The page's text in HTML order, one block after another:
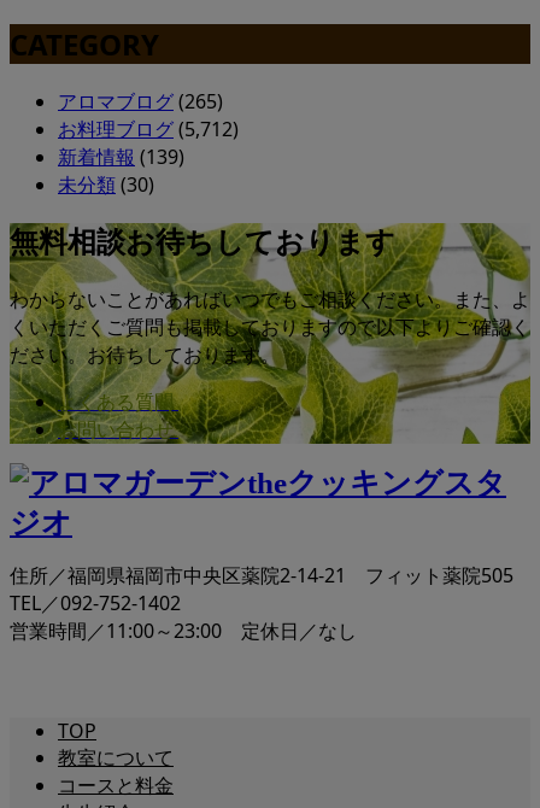
CATEGORY
アロマブログ(265)
お料理ブログ(5,712)
新着情報 (139)
未分類(30)
無料相談お待ちしております
わからないことがあればいつでもご相談ください。また、よ
くいただくご質問も掲載しておりますので以下よりご確認く
ださい。お待ちしております。
よくある質問
お問い合わせ
住所／福岡県福岡市中央区薬院2-14-21 フィット薬院505
TEL／092-752-1402
営業時間／11:00～23:00 定休日／なし
TOP
教室について
コースと料金